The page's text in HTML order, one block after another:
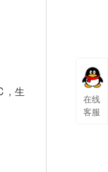
，生
在线
客服